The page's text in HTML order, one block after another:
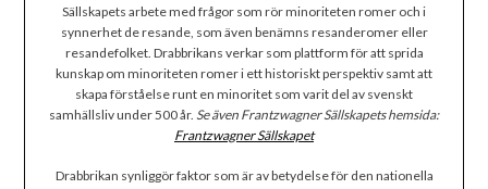
Sällskapets arbete med frågor som rör minoriteten romer och i
synnerhet de resande, som även benämns resanderomer eller
resandefolket. Drabbrikans verkar som plattform för att sprida
kunskap om minoriteten romer i ett historiskt perspektiv samt att
skapa förståelse runt en minoritet som varit del av svenskt
samhällsliv under 500 år. Se även Frantzwagner Sällskapets hemsida:
Frantzwagner Sällskapet
Drabbrikan synliggör faktor som är av betydelse för den nationella